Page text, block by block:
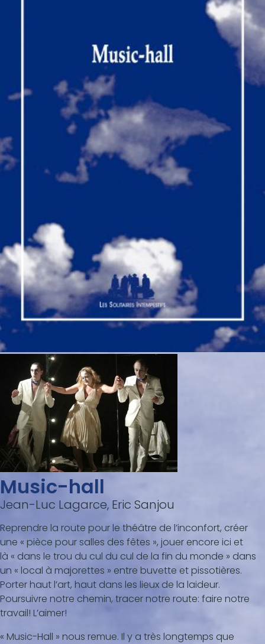
Music-hall
Jean-Luc Lagarce, Eric Sanjou
Reprendre la route pour le théâtre de l’inconfort, créer
une « pièce pour salles des fêtes », jouer encore ici et
là « dans le trou du cul du cul de la fin du monde » dans
un « local à majorettes » entre buvette et pissotières.
Porter haut l’art, haut dans les lieux de la laideur.
Poursuivre notre chemin, tracer notre route: faire notre
travail! L’aimer!
« Music-Hall » nous remue. Il y a très longtemps que